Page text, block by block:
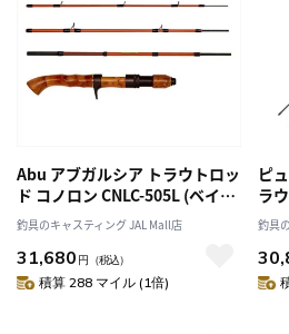
Abu アブガルシア トラウトロッ
ド コノロン CNLC-505L (ベイ
ト･5ピース)
釣具のキャスティング JAL Mall店
31,680 円 （税込）
積算 288 マイル (1倍)
ピ
ラ
グ/
釣具